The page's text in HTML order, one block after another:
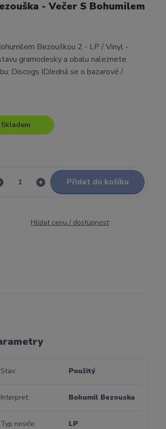
- Večer S Bohumilem
Bezouškou 2 - LP / Vinyl -
gramodesky a obalu naleznete
Discogs IDJedná se o bazarové /
Skladem
Přidat do košíku
Hlídat cenu / dostupnost
Stav Použitý
Interpret Bohumil Bezouska
Typ nosiče LP